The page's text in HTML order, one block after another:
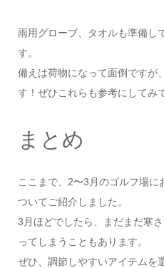
雨用グローブ、タオルも準備し
す。
備えは荷物になって面倒ですが
す！ぜひこれらも参考にしてみ
まとめ
ここまで、2〜3月のゴルフ場に
ついてご紹介しました。
3月ほどでしたら、まだまだ寒
ってしまうこともあります。
ぜひ、調節しやすいアイテムを